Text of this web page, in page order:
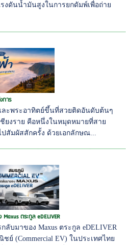
งดันน้ำมันสูงในการยกดัมพ์เพื่อถ่าย
การ
ละพระอาทิตย์ขึ้นที่สวยติดอันดับต้นๆ
ยงราย คือหนึ่งในหมุดหมายที่สาย
สัมผัสสักครั้ง ด้วยเอกลักษณ...
ตระกูล eDELIVER
ลับมาของ Maxus ตระกูล eDELIVER
ย์ (Commercial EV) ในประเทศไทย